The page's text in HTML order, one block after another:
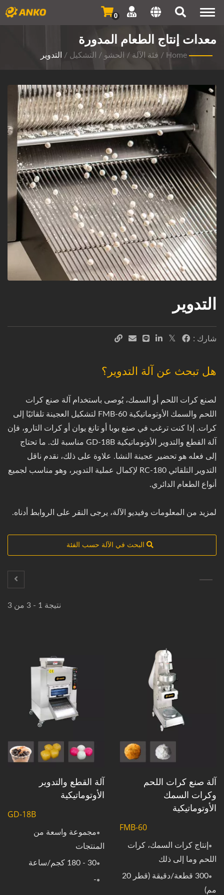
0
معدات إنتاج الطعام المدورة
Home
/ فئة الآلة / الحشو / التشكيل / التدوير
التدوير
شارك :
هل تبحث عن آلة التدوير؟
لصنع كرات اللحم أو السمك، يُوصى باستخدام آلة صنع كرات
اللحم والسمك الأوتوماتيكية FMB-60 لتشكيل العجينة تلقائيًا إلى
كرات. إذا كنت ترغب في صنع بوبا أو تانغ يوان أو كرات التارو، فإن
آلة القطع والتدوير الأوتوماتيكية GD-18B مناسبة لك. ما تحتاج
إلى فعله هو تحضير عجينة النشا. علاوة على ذلك، نقدم ناقل
التدوير التلقائي RC-180 لإكمال عملية التدوير، وهو مناسب لجميع
أنواع الطعام الدائري.
لمزيد من المعلومات وفيديو الآلة، يرجى النقر على الروابط أدناه.
البحث في الآلة حسب الفئة
نتيجة 1 - 3 من 3
آلة صنع كرات اللحم
وكرات السمك
الأوتوماتيكية
FMB-60
إنتاج كرات السمك، كرات
اللحم وما إلى ذلك
300 قطعة/دقيقة (قطر 20
مم)
آلة القطع والتدوير
الأوتوماتيكية
GD-18B
مجموعة واسعة من
المنتجات
30 - 180 كجم/ساعة
-